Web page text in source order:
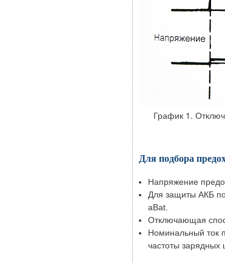
График 1.
Для подбора
Напряжение
Для защиты АКБ по
aBat.
Отключающая
Номинальный ток
частоты зарядных